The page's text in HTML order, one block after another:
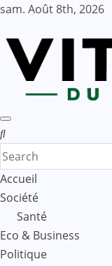
Skip
content
sam. Août 8th, 2026
Accueil
Société
Santé
Eco & Business
Politique